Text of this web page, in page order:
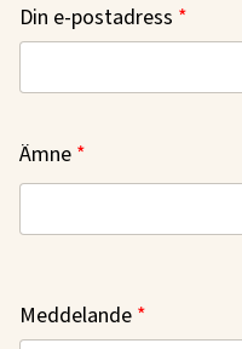
Din e-postadress
Ämne
Meddelande